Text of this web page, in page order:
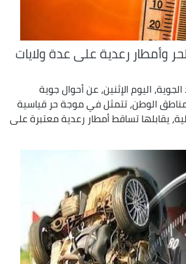
وأمطار رعدية على عدة ولايات
اليوم الإثنين، عن أحوال جوية
الوطن، تتمثل في موجة حر قياسية
يقابلها تساقط أمطار رعدية معتبرة على